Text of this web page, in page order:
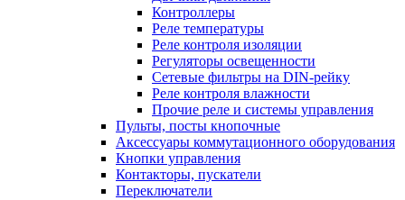
Контроллеры
Реле температуры
Реле контроля изоляции
Регуляторы освещенности
Сетевые фильтры на DIN-рейку
Реле контроля влажности
Прочие реле и системы управления
Пульты, посты кнопочные
Аксессуары коммутационного оборудования
Кнопки управления
Контакторы, пускатели
Переключатели